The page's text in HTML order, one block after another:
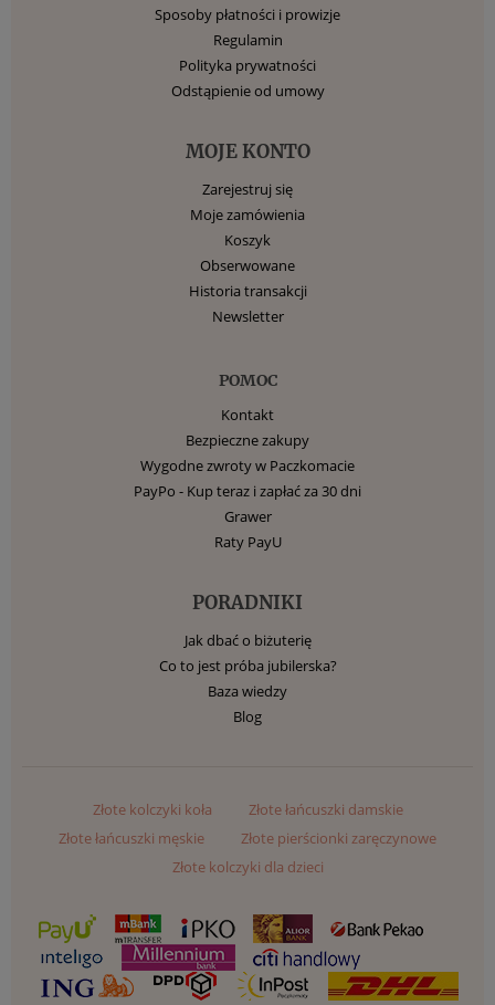
Sposoby płatności i prowizje
Regulamin
Polityka prywatności
Odstąpienie od umowy
MOJE KONTO
Zarejestruj się
Moje zamówienia
Koszyk
Obserwowane
Historia transakcji
Newsletter
POMOC
Kontakt
Bezpieczne zakupy
Wygodne zwroty w Paczkomacie
PayPo - Kup teraz i zapłać za 30 dni
Grawer
Raty PayU
PORADNIKI
Jak dbać o biżuterię
Co to jest próba jubilerska?
Baza wiedzy
Blog
Złote kolczyki koła
Złote łańcuszki damskie
Złote łańcuszki męskie
Złote pierścionki zaręczynowe
Złote kolczyki dla dzieci